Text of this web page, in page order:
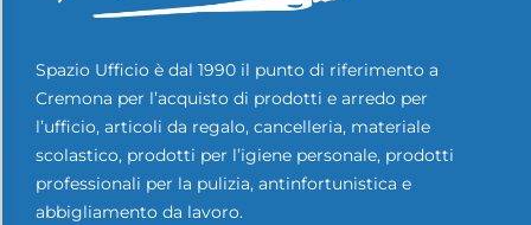
Spazio Ufficio è dal 1990 il punto di riferimento a
Cremona per l’acquisto di prodotti e arredo per
l’ufficio, articoli da regalo, cancelleria, materiale
scolastico, prodotti per l’igiene personale, prodotti
professionali per la pulizia, antinfortunistica e
abbigliamento da lavoro.